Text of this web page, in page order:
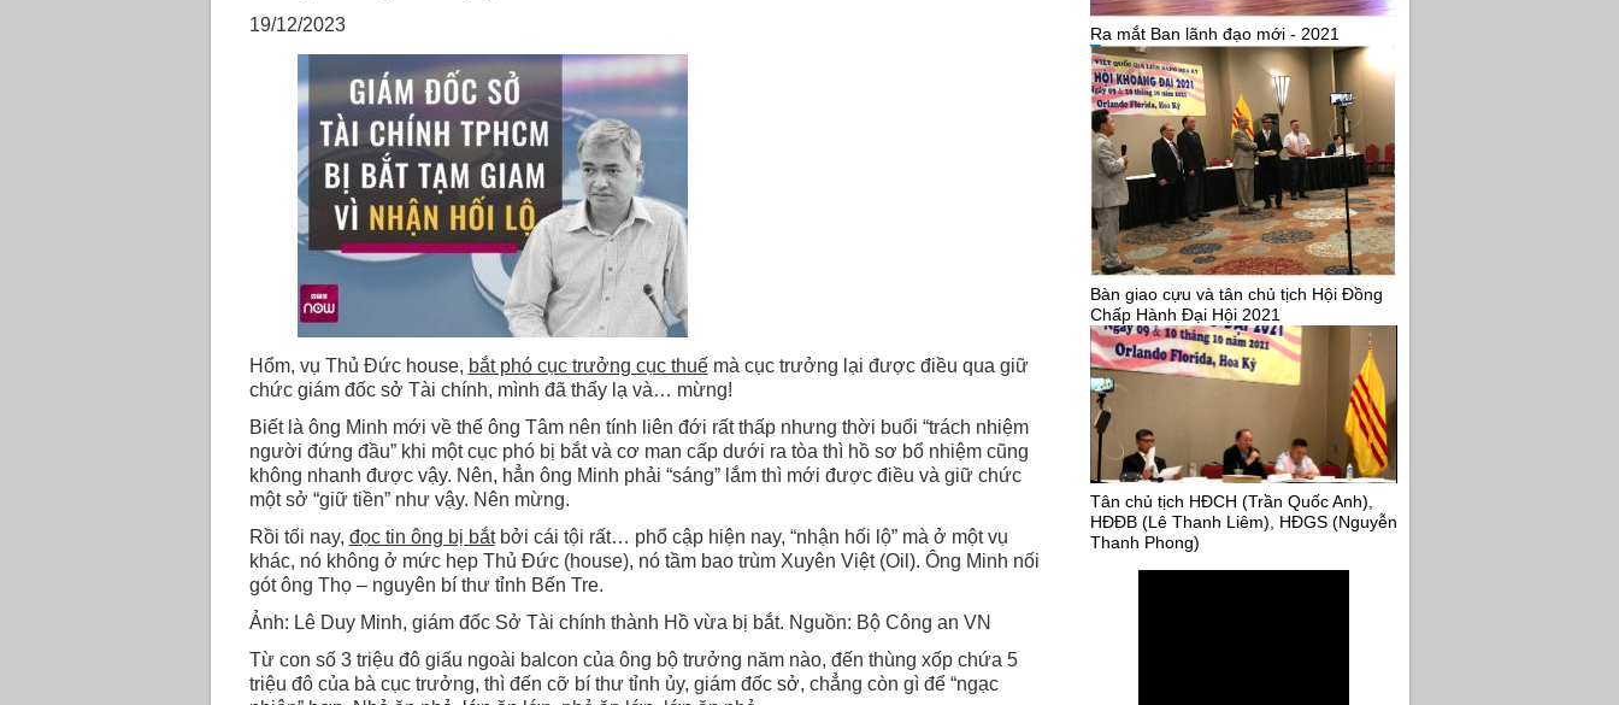
19/12/2023
Hổm, vụ Thủ Đức house, bắt phó cục trưởng cục thuếmà cục trưởng lại được điều qua giữ
chức giám đốc sở Tài chính, mình đã thấy lạ và… mừng!
Biết là ông Minh mới về thế ông Tâm nên tính liên đới rất thấp nhưng thời buổi “trách nhiệm
người đứng đầu” khi một cục phó bị bắt và cơ man cấp dưới ra tòa thì hồ sơ bổ nhiệm cũng
không nhanh được vậy. Nên, hẳn ông Minh phải “sáng” lắm thì mới được điều và giữ chức
một sở “giữ tiền” như vậy. Nên mừng.
Rồi tối nay, đọc tin ông bị bắtbởi cái tội rất… phổ cập hiện nay, “nhận hối lộ” mà ở một vụ
khác, nó không ở mức hẹp Thủ Đức (house), nó tầm bao trùm Xuyên Việt (Oil). Ông Minh nối
gót ông Thọ – nguyên bí thư tỉnh Bến Tre.
Ảnh: Lê Duy Minh, giám đốc Sở Tài chính thành Hồ vừa bị bắt. Nguồn: Bộ Công an VN
Từ con số 3 triệu đô giấu ngoài balcon của ông bộ trưởng năm nào, đến thùng xốp chứa 5
triệu đô của bà cục trưởng, thì đến cỡ bí thư tỉnh ủy, giám đốc sở, chẳng còn gì để “ngạc
Ra mắt Ban lãnh đạo mới - 2021
Bàn giao cựu và tân chủ tịch Hội Đồng
Chấp Hành Đại Hội 2021
Tân chủ tịch HĐCH (Trần Quốc Anh),
HĐĐB (Lê Thanh Liêm), HĐGS (Nguyễn
Thanh Phong)